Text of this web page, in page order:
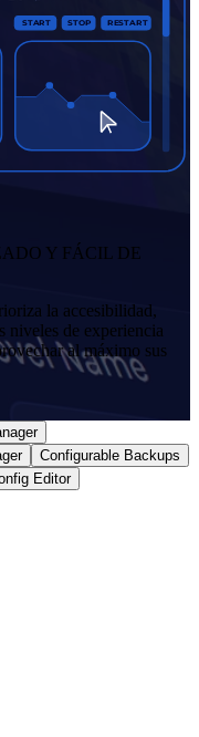
Y FÁCIL DE
la accesibilidad,
niveles de experiencia
al máximo sus
Configurable Backups
Editor